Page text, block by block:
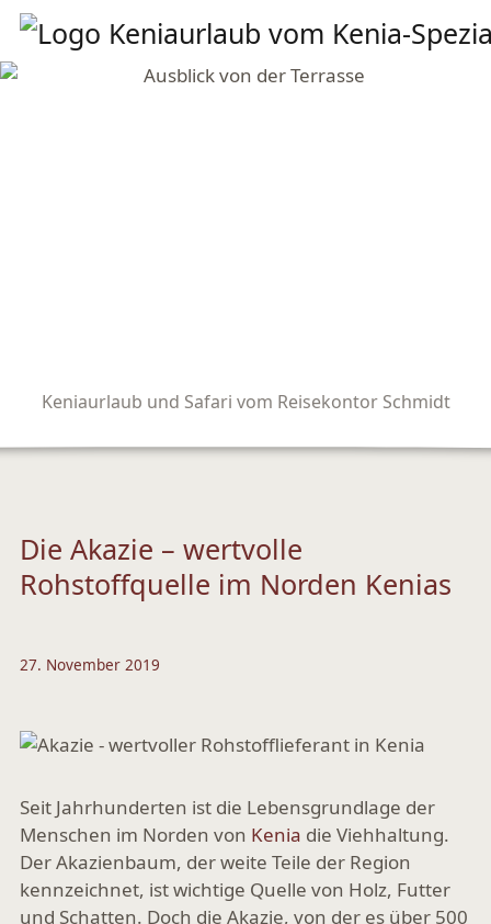
Keniaurlaub und Safari vom Reisekontor Schmidt
Die Akazie – wertvolle
Rohstoffquelle im Norden Kenias
27. November 2019
Seit Jahrhunderten ist die Lebensgrundlage der
Menschen im Norden von Kenia die Viehhaltung.
Der Akazienbaum, der weite Teile der Region
kennzeichnet, ist wichtige Quelle von Holz, Futter
und Schatten. Doch die Akazie, von der es über 500